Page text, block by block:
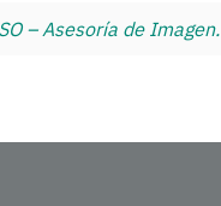
– Asesoría de Imagen.